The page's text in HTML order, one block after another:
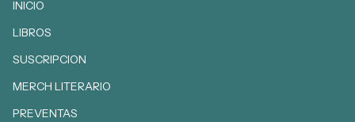
INICIO
LIBROS
SUSCRIPCION
MERCH LITERARIO
PREVENTAS